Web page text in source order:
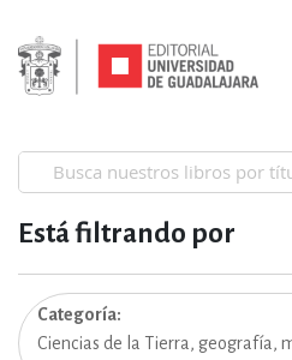
Está filtrando por
Categoría
Ciencias de la Tierra, geografía,